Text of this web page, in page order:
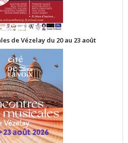
de Vézelay du 20 au 23 août